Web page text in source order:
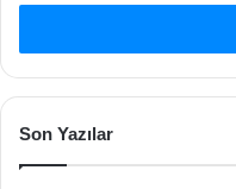
Son Yazılar